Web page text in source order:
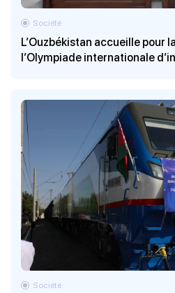
L’Ouzbékistan accueille pour
l’Olympiade internationale
Société
Société